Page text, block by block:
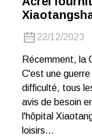
22/12/2023
Récemment, la
C'est une
difficulté, tous
avis de besoin
l'hôpital
loisirs…